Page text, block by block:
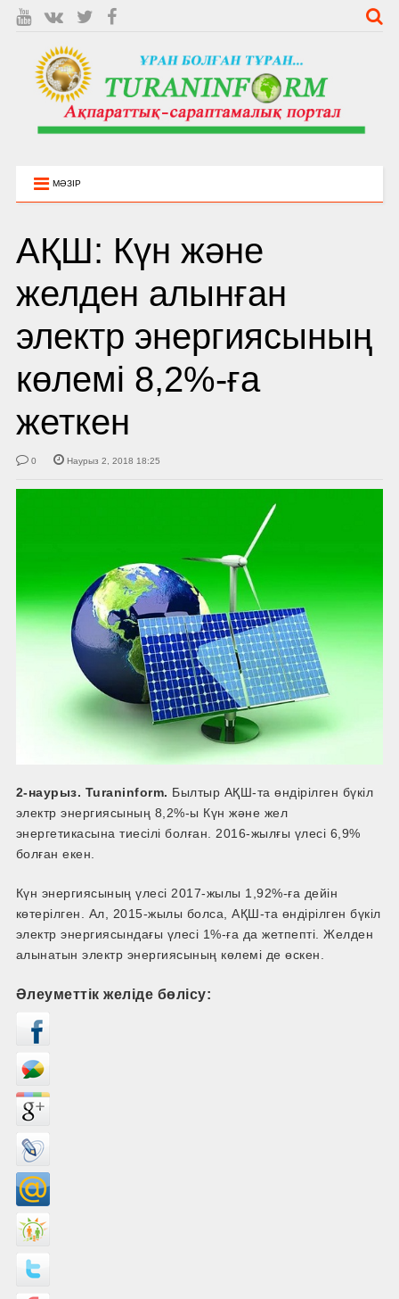
МӘЗІР
АҚШ: Күн және
желден алынған
электр энергиясының
көлемі 8,2%-­ға
жеткен
0 Наурыз 2, 2018 18:25
2-наурыз. Turaninform. Былтыр АҚШ-­та өндірілген бүкіл
электр энергиясының 8,2%-­ы Күн және жел
энергетикасына тиесілі болған. 2016­-жылғы үлесі 6,9%
болған екен.
Күн энергиясының үлесі 2017-жылы 1,92%-­ға дейін
көтерілген. Ал, 2015-жылы болса, АҚШ-­та өндірілген бүкіл
электр энергиясындағы үлесі 1%­-ға да жетпепті. Желден
алынатын электр энергиясының көлемі де өскен.
Әлеуметтік желіде бөлісу: